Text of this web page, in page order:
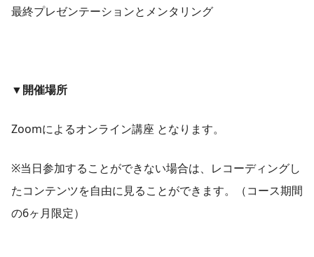
最終プレゼンテーションとメンタリング
▼開催場所
Zoomによるオンライン講座 となります。
※当日参加することができない場合は、レコーディングし
たコンテンツを自由に見ることができます。（コース期間
の6ヶ月限定）